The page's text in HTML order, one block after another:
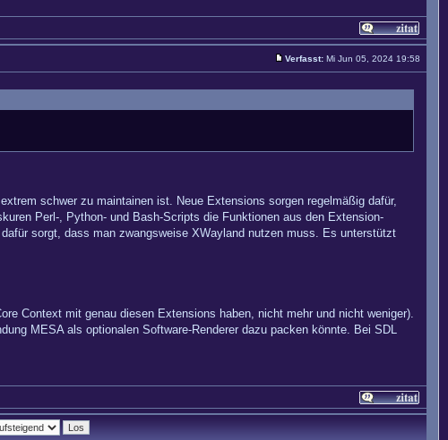
Verfasst: Mi Jun 05, 2024 19:58
schwer zu maintainen ist. Neue Extensions sorgen regelmäßig dafür,
Perl-, Python- und Bash-Scripts die Funktionen aus den Extension-
sorgt, dass man zwangsweise XWayland nutzen muss. Es unterstützt
Context mit genau diesen Extensions haben, nicht mehr und nicht weniger).
MESA als optionalen Software-Renderer dazu packen könnte. Bei SDL